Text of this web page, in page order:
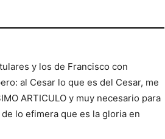
y los de Francisco con
al Cesar lo que es del Cesar, me
ARTICULO y muy necesario para
lo efimera que es la gloria en